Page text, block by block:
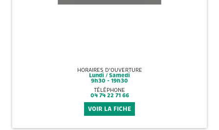
HORAIRES D'OUVERTURE
Lundi / Samedi
9h30 - 19h30
TÉLÉPHONE
04 74 22 71 66
VOIR LA FICHE